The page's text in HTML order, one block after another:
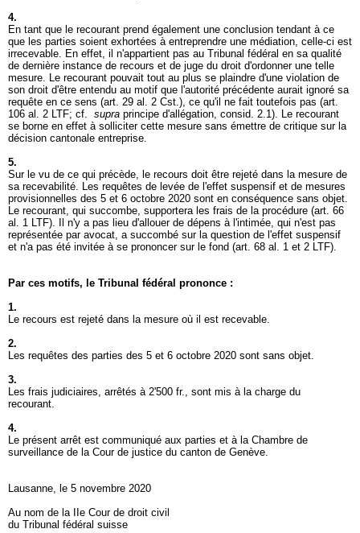
4.
En tant que le recourant prend également une conclusion tendant à ce
que les parties soient exhortées à entreprendre une médiation, celle-ci est
irrecevable. En effet, il n'appartient pas au Tribunal fédéral en sa qualité
de dernière instance de recours et de juge du droit d'ordonner une telle
mesure. Le recourant pouvait tout au plus se plaindre d'une violation de
son droit d'être entendu au motif que l'autorité précédente aurait ignoré sa
requête en ce sens (art. 29 al. 2 Cst.), ce qu'il ne fait toutefois pas (art.
106 al. 2 LTF; cf. supra principe d'allégation, consid. 2.1). Le recourant
se borne en effet à solliciter cette mesure sans émettre de critique sur la
décision cantonale entreprise.
5.
Sur le vu de ce qui précède, le recours doit être rejeté dans la mesure de
sa recevabilité. Les requêtes de levée de l'effet suspensif et de mesures
provisionnelles des 5 et 6 octobre 2020 sont en conséquence sans objet.
Le recourant, qui succombe, supportera les frais de la procédure (art. 66
al. 1 LTF). Il n'y a pas lieu d'allouer de dépens à l'intimée, qui n'est pas
représentée par avocat, a succombé sur la question de l'effet suspensif
et n'a pas été invitée à se prononcer sur le fond (art. 68 al. 1 et 2 LTF).
Par ces motifs, le Tribunal fédéral prononce :
1.
Le recours est rejeté dans la mesure où il est recevable.
2.
Les requêtes des parties des 5 et 6 octobre 2020 sont sans objet.
3.
Les frais judiciaires, arrêtés à 2'500 fr., sont mis à la charge du
recourant.
4.
Le présent arrêt est communiqué aux parties et à la Chambre de
surveillance de la Cour de justice du canton de Genève.
Lausanne, le 5 novembre 2020
Au nom de la IIe Cour de droit civil
du Tribunal fédéral suisse